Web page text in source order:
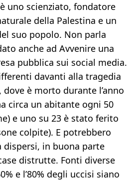
uno scienziato, fondatore
della Palestina e un
suo popolo. Non parla
anche ad Avvenire una
pubblica sui social media.
davanti alla tragedia
dove è morto durante l’anno
circa un abitante ogni 50
e uno su 23 è stato ferito
colpite). E potrebbero
in buona parte
distrutte. Fonti diverse
e l’80% degli uccisi siano